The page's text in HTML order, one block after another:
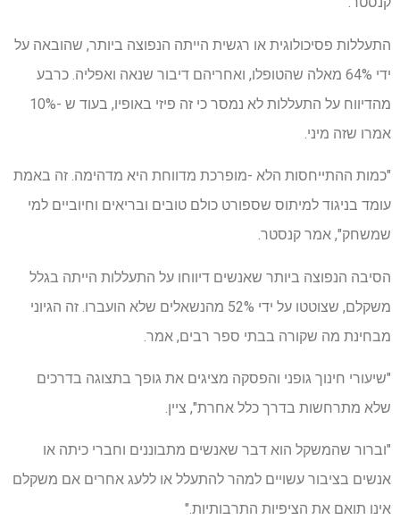
התעללות פסיכולוגית או רגשית הייתה הנפוצה ביותר, שהובאה על
ידי 64% מאלה שהטופלו, ואחריהם דיבור שנאה ואפליה. כרבע
מהדיווח על התעללות לא נמסר כי זה פיזי באופיו, בעוד ש -10%
אמרו שזה מיני.
"כמות ההתייחסות הלא -מופרכת מדווחת היא מדהימה. זה באמת
עומד בניגוד למיתוס שספורט כולם טובים ובריאים וחיוביים למי
שמשחק", אמר קנסטר.
הסיבה הנפוצה ביותר שאנשים דיווחו על התעללות הייתה בגלל
משקלם, שצוטטו על ידי 52% מהנשאלים שלא הועברו. זה הגיוני
מבחינת מה שקורה בבתי ספר רבים, אמר.
"שיעורי חינוך גופני והפסקה מציגים את גופך בתצוגה בדרכים
שלא מתרחשות בדרך כלל אחרת", ציין.
"וברור שהמשקל הוא דבר שאנשים מתבוננים וחברי כיתה או
אנשים בציבור עשויים למהר להתעלל או ללעג אחרים אם משקלם
אינו תואם את הציפיות התרבותיות."